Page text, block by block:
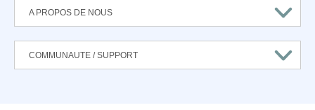
A PROPOS DE NOUS
COMMUNAUTE / SUPPORT